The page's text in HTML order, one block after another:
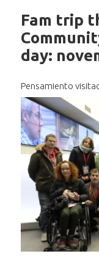
Fam trip
day:
Pensamiento